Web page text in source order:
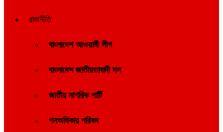
রাজনীতি
বাংলাদেশ আওয়ামী লীগ
বাংলাদেশ জাতীয়তাবাদী দল
জাতীয় নাগরিক পার্টি
গনঅধিকার পরিষদ